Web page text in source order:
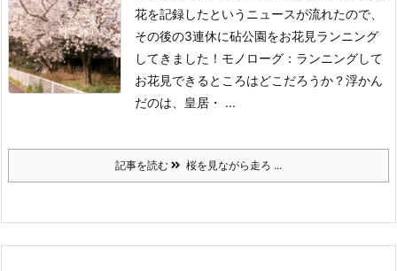
花を記録したというニュースが流れたので、
その後の3連休に砧公園をお花見ランニング
してきました！ モノローグ：ランニングして
お花見できるところはどこだろうか？浮かん
だのは、皇居・ ...
記事を読む 桜を見ながら走ろ ...